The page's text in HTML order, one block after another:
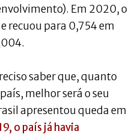
Em 2020, o
recuou para 0,754 em
saber que, quanto
melhor será o seu
apresentou queda em
o país já havia